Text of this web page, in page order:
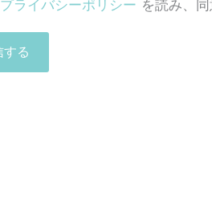
プライバシーポリシー を読み、同